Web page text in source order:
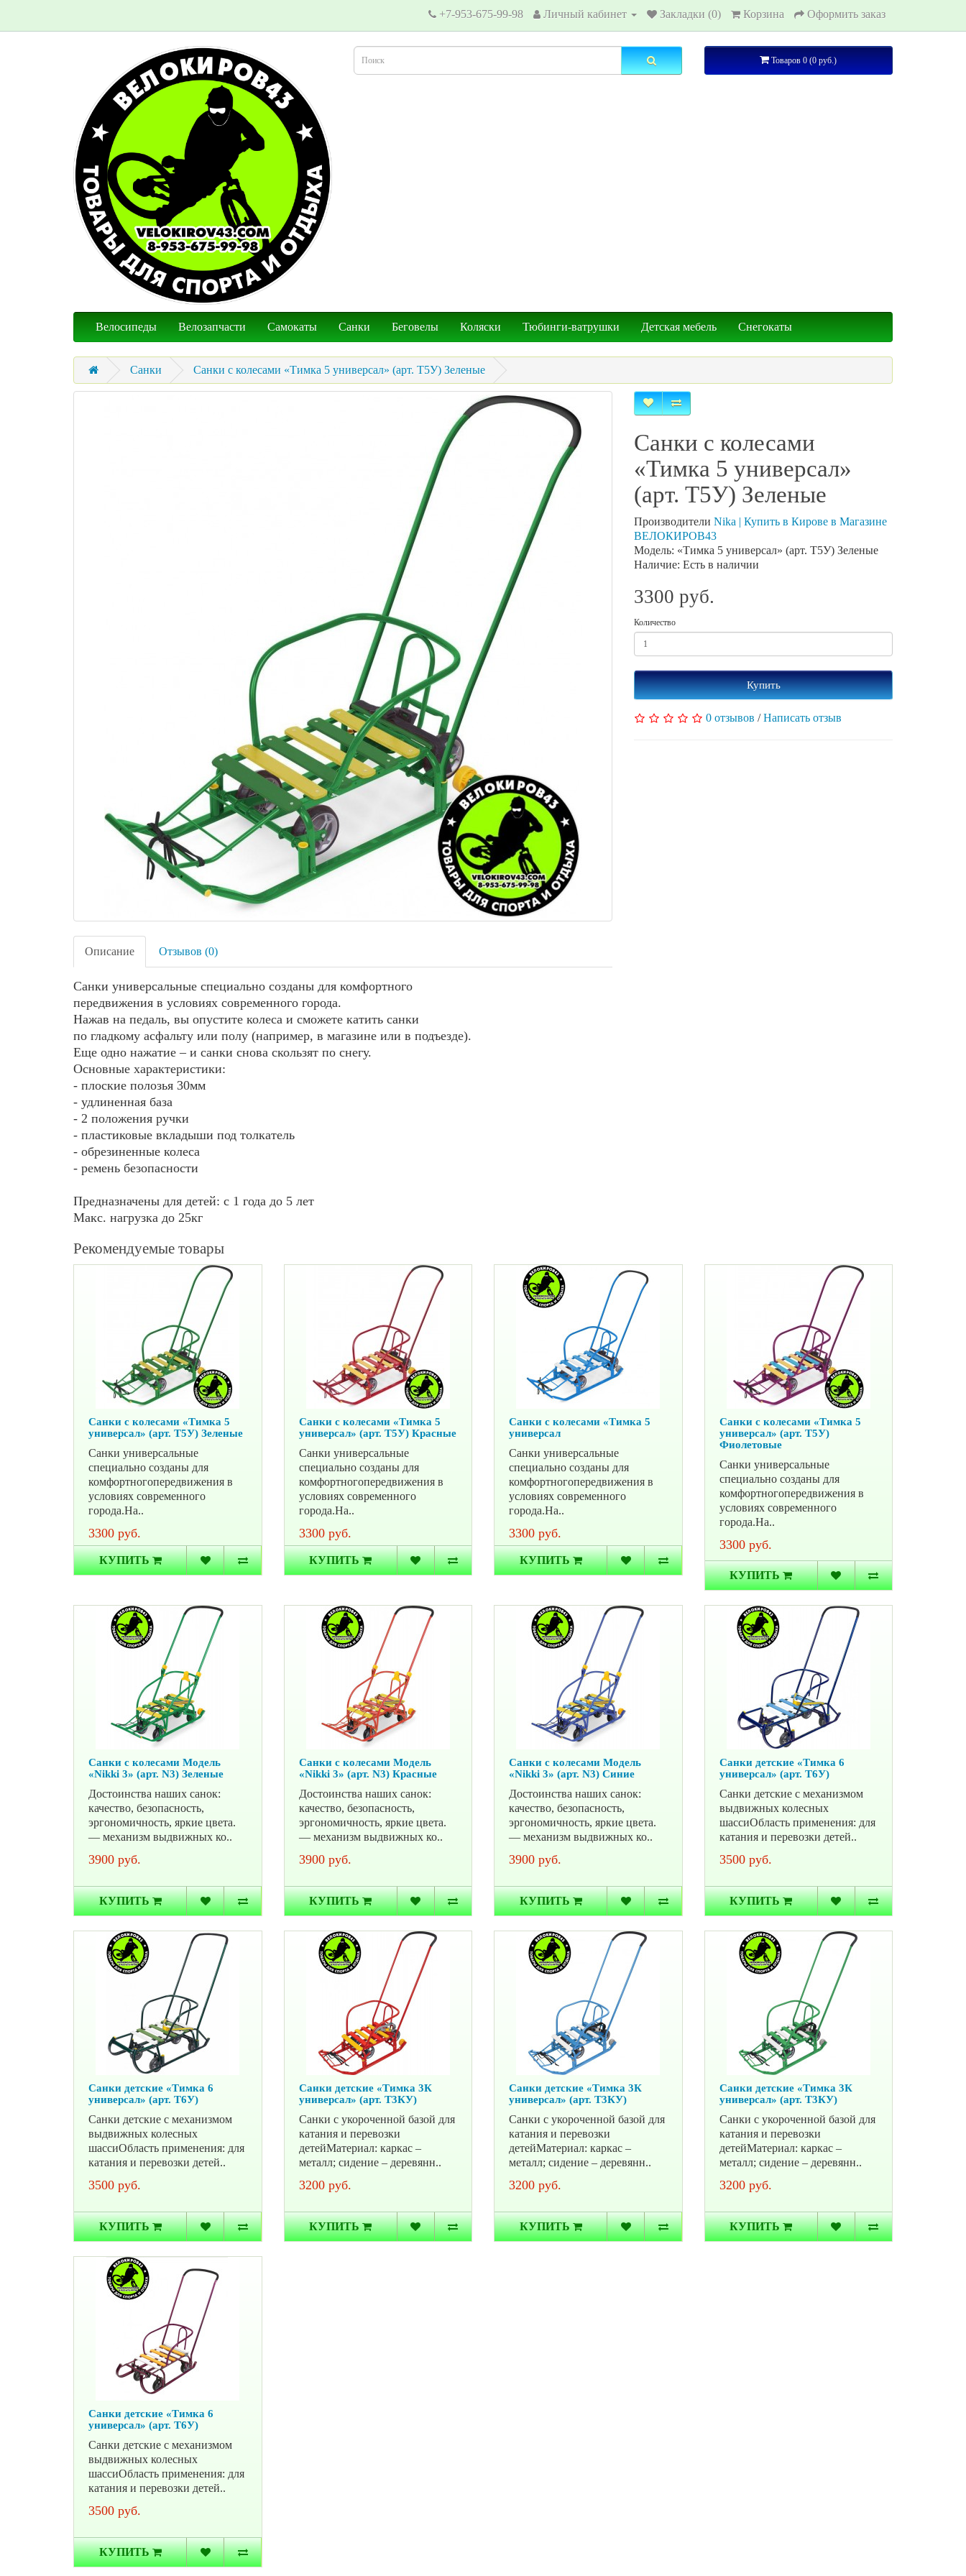
+7-953-675-99-98 Личный кабинет Закладки (0) Корзина Оформить заказ
Товаров 0 (0 руб.)
Велосипеды Велозапчасти Самокаты Санки Беговелы Коляски Тюбинги-ватрушки Детская мебель Снегокаты
Санки Санки с колесами «Тимка 5 универсал» (арт. Т5У) Зеленые
Описание Отзывов (0)
Санки универсальные специально созданы для комфортного
передвижения в условиях современного города.
Нажав на педаль, вы опустите колеса и сможете катить санки
по гладкому асфальту или полу (например, в магазине или в подъезде).
Еще одно нажатие – и санки снова скользят по снегу.
Основные характеристики:
- плоские полозья 30мм
- удлиненная база
- 2 положения ручки
- пластиковые вкладыши под толкатель
- обрезиненные колеса
- ремень безопасности
Предназначены для детей: с 1 года до 5 лет
Макс. нагрузка до 25кг
Санки с колесами
«Тимка 5 универсал»
(арт. Т5У) Зеленые
Производители Nika | Купить в Кирове в Магазине
ВЕЛОКИРОВ43
Модель: «Тимка 5 универсал» (арт. Т5У) Зеленые
Наличие: Есть в наличии
3300 руб.
Количество
Купить
0 отзывов /Написать отзыв
Рекомендуемые товары
Санки с колесами «Тимка 5
универсал» (арт. Т5У) Зеленые
Санки универсальные
специально созданы для
комфортногопередвижения в
условиях современного
города.На..
3300 руб.
КУПИТЬ
Санки с колесами «Тимка 5
универсал» (арт. Т5У) Красные
Санки универсальные
специально созданы для
комфортногопередвижения в
условиях современного
города.На..
3300 руб.
КУПИТЬ
Санки с колесами «Тимка 5
универсал
Санки универсальные
специально созданы для
комфортногопередвижения в
условиях современного
города.На..
3300 руб.
КУПИТЬ
Санки с колесами «Тимка 5
универсал» (арт. Т5У)
Фиолетовые
Санки универсальные
специально созданы для
комфортногопередвижения в
условиях современного
города.На..
3300 руб.
КУПИТЬ
Санки с колесами Модель
«Nikki 3» (арт. N3) Зеленые
Достоинства наших санок:
качество, безопасность,
эргономичность, яркие цвета.
— механизм выдвижных ко..
3900 руб.
КУПИТЬ
Санки с колесами Модель
«Nikki 3» (арт. N3) Красные
Достоинства наших санок:
качество, безопасность,
эргономичность, яркие цвета.
— механизм выдвижных ко..
3900 руб.
КУПИТЬ
Санки с колесами Модель
«Nikki 3» (арт. N3) Синие
Достоинства наших санок:
качество, безопасность,
эргономичность, яркие цвета.
— механизм выдвижных ко..
3900 руб.
КУПИТЬ
Санки детские «Тимка 6
универсал» (арт. Т6У)
Санки детские с механизмом
выдвижных колесных
шассиОбласть применения: для
катания и перевозки детей..
3500 руб.
КУПИТЬ
Санки детские «Тимка 6
универсал» (арт. Т6У)
Санки детские с механизмом
выдвижных колесных
шассиОбласть применения: для
катания и перевозки детей..
3500 руб.
КУПИТЬ
Санки детские «Тимка 3К
универсал» (арт. Т3КУ)
Санки с укороченной базой для
катания и перевозки
детейМатериал: каркас –
металл; сидение – деревянн..
3200 руб.
КУПИТЬ
Санки детские «Тимка 3К
универсал» (арт. Т3КУ)
Санки с укороченной базой для
катания и перевозки
детейМатериал: каркас –
металл; сидение – деревянн..
3200 руб.
КУПИТЬ
Санки детские «Тимка 3К
универсал» (арт. Т3КУ)
Санки с укороченной базой для
катания и перевозки
детейМатериал: каркас –
металл; сидение – деревянн..
3200 руб.
КУПИТЬ
Санки детские «Тимка 6
универсал» (арт. Т6У)
Санки детские с механизмом
выдвижных колесных
шассиОбласть применения: для
катания и перевозки детей..
3500 руб.
КУПИТЬ